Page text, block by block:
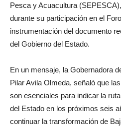
Pesca y Acuacultura
durante su participación en el
instrumentación del documento
del Gobierno del Estado.
En un mensaje, la Gobernadora
Pilar Avila Olmeda, señaló que
son esenciales para indicar la
del Estado en los próximos seis
continuar la transformación de